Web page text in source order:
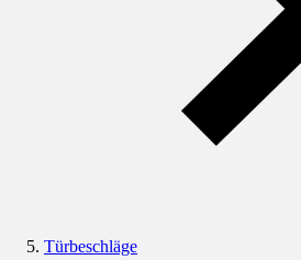
Türbeschläge